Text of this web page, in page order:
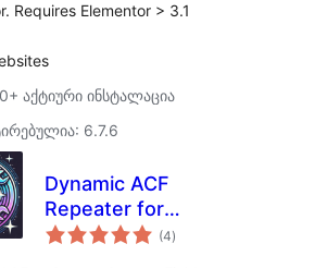
Requires Elementor > 3.1
აქტიური ინსტალაცია
6.7.6
Dynamic ACF
Repeater for
Elementor
(4საერთო
რეიტინგი
)